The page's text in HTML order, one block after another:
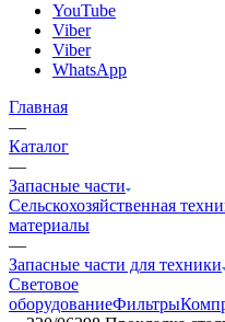
YouTube
Viber
Viber
WhatsApp
Главная
—
Каталог
—
Запасные части
Сельскохозяйственная
материалы
—
Запасные части для техники
Световое
оборудованиеФильтры